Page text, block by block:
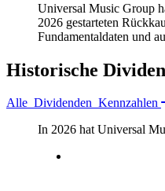
Universal Music Group
2026 gestarteten
Fundamentaldaten und
Historische
Alle Dividenden Kennzahlen
In 2026 hat Universal